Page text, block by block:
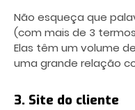
Não esqueça que
(com mais de 3
Elas têm um volume
uma grande relação
3. Site do cliente